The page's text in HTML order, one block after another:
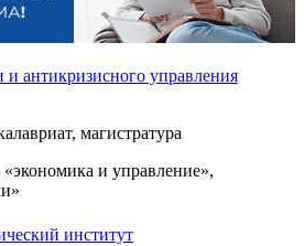
антикризисного управления
магистратура
и управление»,
институт